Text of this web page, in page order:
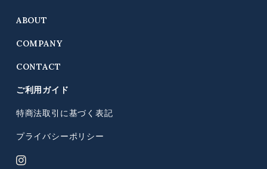
ABOUT
COMPANY
CONTACT
ご利用ガイド
特商法取引に基づく表記
プライバシーポリシー